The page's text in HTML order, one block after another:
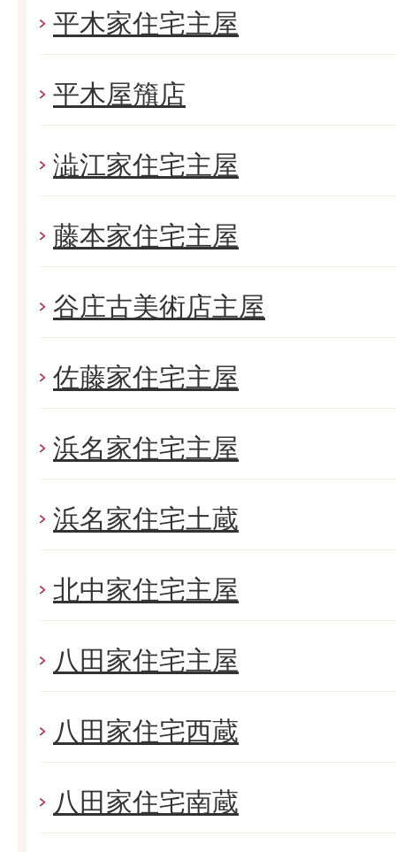
平木家住宅主屋
平木屋籏店
澁江家住宅主屋
藤本家住宅主屋
谷庄古美術店主屋
佐藤家住宅主屋
浜名家住宅主屋
浜名家住宅土蔵
北中家住宅主屋
八田家住宅主屋
八田家住宅西蔵
八田家住宅南蔵